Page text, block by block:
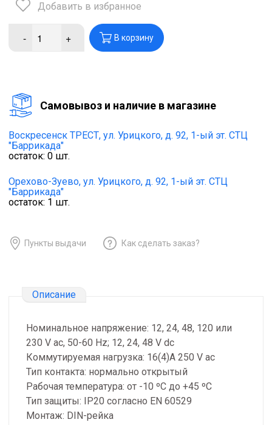
Добавить в избранное
- + В корзину
Cамовывоз и наличие в магазине
Воскресенск ТРЕСТ, ул. Урицкого, д. 92, 1-ый эт. СТЦ
"Баррикада"
остаток: 0 шт.
Орехово-Зуево, ул. Урицкого, д. 92, 1-ый эт. СТЦ
"Баррикада"
остаток: 1 шт.
Пункты выдачи Как сделать заказ?
Описание
Номинальное напряжение: 12, 24, 48, 120 или
230 V ac, 50-60 Hz; 12, 24, 48 V dc
Коммутируемая нагрузка: 16(4)A 250 V ac
Тип контакта: нормально открытый
Рабочая температура: от -10 ºC до +45 ºC
Тип защиты: IP20 согласно EN 60529
Монтаж: DIN-рейка